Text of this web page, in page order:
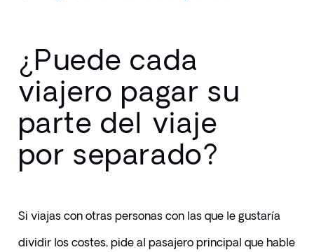
¿Puede cada
viajero pagar su
parte del viaje
por separado?
Si viajas con otras personas con las que le gustaría
dividir los costes, pide al pasajero principal que hable